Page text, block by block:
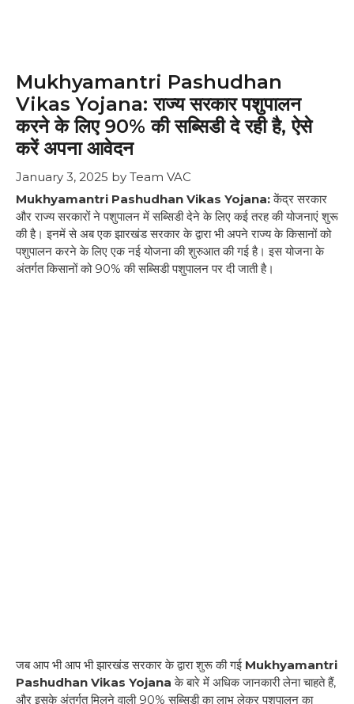
Mukhyamantri Pashudhan
Vikas Yojana: राज्य सरकार पशुपालन
करने के लिए 90% की सब्सिडी दे रही है, ऐसे
करें अपना आवेदन
January 3, 2025 by Team VAC
Mukhyamantri Pashudhan Vikas Yojana:केंद्र सरकार
और राज्य सरकारों ने पशुपालन में सब्सिडी देने के लिए कई तरह की योजनाएं शुरू
की है। इनमें से अब एक झारखंड सरकार के द्वारा भी अपने राज्य के किसानों को
पशुपालन करने के लिए एक नई योजना की शुरुआत की गई है। इस योजना के
अंतर्गत किसानों को 90% की सब्सिडी पशुपालन पर दी जाती है।
जब आप भी आप भी झारखंड सरकार के द्वारा शुरू की गई Mukhyamantri
Pashudhan Vikas Yojana के बारे में अधिक जानकारी लेना चाहते हैं,
और इसके अंतर्गत मिलने वाली 90% सब्सिडी का लाभ लेकर पशुपालन का